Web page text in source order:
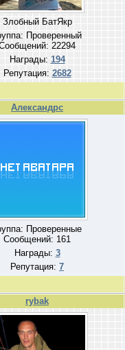
Злобный БатЯкр
Проверенный
22294
Награды: 194
Репутация: 2682
Александрс
Проверенные
Сообщений: 161
Награды: 3
Репутация: 7
rybak